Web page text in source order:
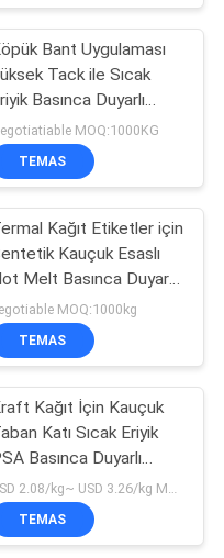
Bant Uygulaması
Tack ile Sıcak
Basınca Duyarlı
MOQ:1000KG
TEMAS
Kağıt Etiketler için
Kauçuk Esaslı
Melt Basınca Duyarlı
MOQ:1000kg
TEMAS
Kağıt İçin Kauçuk
Katı Sıcak Eriyik
Basınca Duyarlı
TEMAS